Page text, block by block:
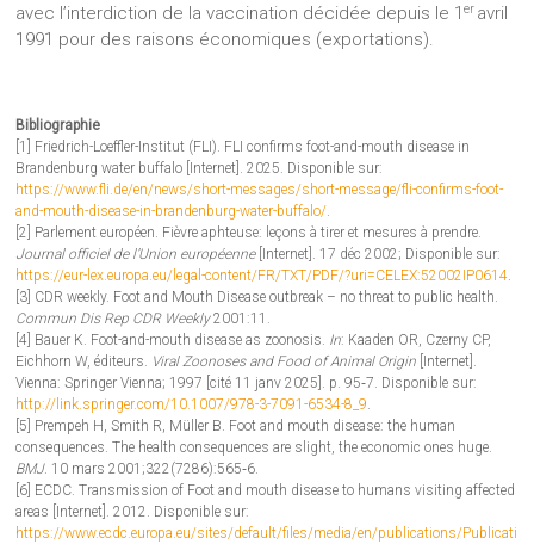
avec l’interdiction de la vaccination décidée depuis le 1er avril
1991 pour des raisons économiques (exportations).
Bibliographie
[1] Friedrich-Loeffler-Institut (FLI). FLI confirms foot-and-mouth disease in
Brandenburg water buffalo [Internet]. 2025. Disponible sur:
https://www.fli.de/en/news/short-messages/short-message/fli-confirms-foot-
and-mouth-disease-in-brandenburg-water-buffalo/.
[2] Parlement européen. Fièvre aphteuse: leçons à tirer et mesures à prendre.
Journal officiel de l’Union européenne[Internet]. 17 déc 2002; Disponible sur:
https://eur-lex.europa.eu/legal-content/FR/TXT/PDF/?uri=CELEX:52002IP0614.
[3] CDR weekly. Foot and Mouth Disease outbreak – no threat to public health.
Commun Dis Rep CDR Weekly2001:11.
[4] Bauer K. Foot-and-mouth disease as zoonosis. In: Kaaden OR, Czerny CP,
Eichhorn W, éditeurs. Viral Zoonoses and Food of Animal Origin [Internet].
Vienna: Springer Vienna; 1997 [cité 11 janv 2025]. p. 95‑7. Disponible sur:
http://link.springer.com/10.1007/978-3-7091-6534-8_9.
[5] Prempeh H, Smith R, Müller B. Foot and mouth disease: the human
consequences. The health consequences are slight, the economic ones huge.
BMJ. 10 mars 2001;322(7286):565‑6.
[6] ECDC. Transmission of Foot and mouth disease to humans visiting affected
areas [Internet]. 2012. Disponible sur:
https://www.ecdc.europa.eu/sites/default/files/media/en/publications/Publicati